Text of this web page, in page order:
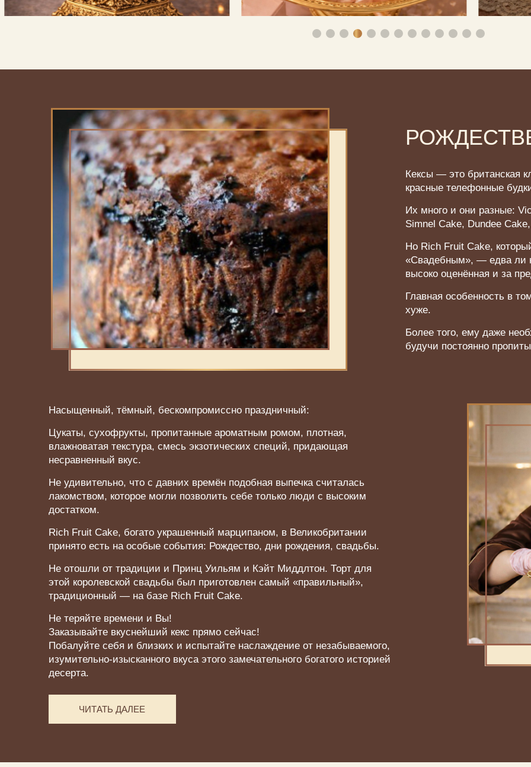
Кексы — это британская
красные телефонные
Их много и они разные:
Simnel Cake, Dundee
Но Rich Fruit Cake,
«Свадебным», — едва ли
высоко оценённая и за
Главная особенность в
хуже.
Более того, ему даже
будучи постоянно
Насыщенный, тёмный, бескомпромиссно праздничный:
Цукаты, сухофрукты, пропитанные ароматным ромом, плотная,
влажноватая текстура, смесь экзотических специй, придающая
несравненный вкус.
Не удивительно, что с давних времён подобная выпечка считалась
лакомством, которое могли позволить себе только люди с высоким
достатком.
Rich Fruit Cake, богато украшенный марципаном, в Великобритании
принято есть на особые события: Рождество, дни рождения, свадьбы.
Не отошли от традиции и Принц Уильям и Кэйт Миддлтон. Торт для
этой королевской свадьбы был приготовлен самый «правильный»,
традиционный — на базе Rich Fruit Cake.
Не теряйте времени и Вы!
Заказывайте вкуснейший кекс прямо сейчас!
Побалуйте себя и близких и испытайте наслаждение от незабываемого,
изумительно-изысканного вкуса этого замечательного богатого историей
десерта.
ЧИТАТЬ ДАЛЕЕ